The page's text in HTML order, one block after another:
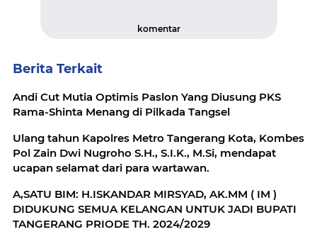
komentar
Berita Terkait
Andi Cut Mutia Optimis Paslon Yang Diusung PKS
Rama-Shinta Menang di Pilkada Tangsel
Ulang tahun Kapolres Metro Tangerang Kota, Kombes
Pol Zain Dwi Nugroho S.H., S.I.K., M.Si, mendapat
ucapan selamat dari para wartawan.
A,SATU BIM: H.ISKANDAR MIRSYAD, AK.MM ( IM )
DIDUKUNG SEMUA KELANGAN UNTUK JADI BUPATI
TANGERANG PRIODE TH. 2024/2029